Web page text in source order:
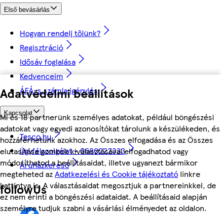
Adatvédelmi beállítások
Mi és 18 partnerünk személyes adatokat, például böngészési
adatokat vagy egyedi azonosítókat tárolunk a készülékeden, és
hozzáférhetünk azokhoz. Az Összes elfogadása és az Összes
elutasítása gombok kiválasztásával elfogadhatod vagy
módosíthatod a beállításaidat, illetve ugyanezt bármikor
megteheted azAdatkezelési és Cookie tájékoztató linkre
kattintva is. A választásaidat megosztjuk a partnereinkkel, de
ez nem érinti a böngészési adataidat. A beállításaid alapján
személyre tudjuk szabni a vásárlási élményedet az oldalon.
Első bevásárlás
Hogyan rendelj tőlünk?
Regisztráció
Idősáv foglalása
Kedvenceim
ÁFÁ-s számla igénylés
Kapcsolat
Tesco.hu
Ügyfélszolgálat - 0680222333
Áruházkereső
followUs